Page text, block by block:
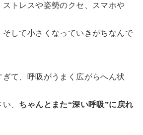
トレスや姿勢のクセ、スマホや
そして小さくなっていきがちなんで
ぎて、呼吸がうまく広がらへん状
、 ちゃんとまた“深い呼吸”に戻れ